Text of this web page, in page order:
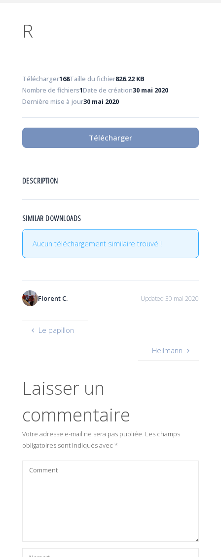
R
Télécharger168Taille du fichier826.22 KB
Nombre de fichiers1Date de création30 mai 2020
Dernière mise à jour30 mai 2020
Télécharger
DESCRIPTION
SIMILAR DOWNLOADS
Aucun téléchargement similaire trouvé !
Florent C. Updated 30 mai 2020
Le papillon
Heilmann
Laisser un
commentaire
Votre adresse e-mail ne sera pas publiée. Les champs
obligatoires sont indiqués avec *